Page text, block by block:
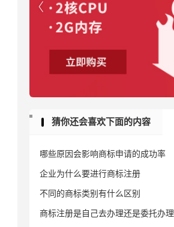

猜你还会喜欢下面的内容
哪些原因会影响商标申请的成功率
企业为什么要进行商标注册
不同的商标类别有什么区别
商标注册是自己去办理还是委托办理